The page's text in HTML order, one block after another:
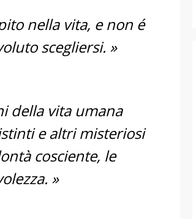
nella vita, e non é
scegliersi. »
della vita umana
e altri misteriosi
cosciente, le
»